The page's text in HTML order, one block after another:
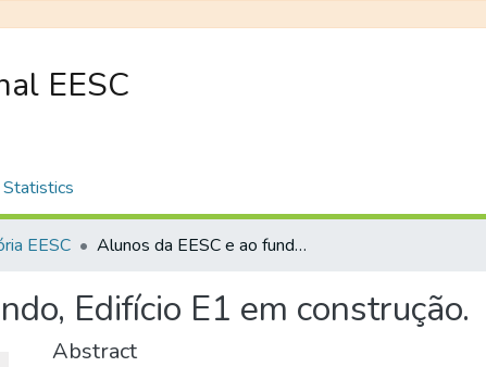
EESC
Statistics
EESC Alunos da EESC e ao fundo, Edifício E1 em construção.
Edifício E1 em construção.
Abstract